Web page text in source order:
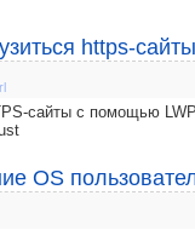
https-сайты
сайты с помощью
OS